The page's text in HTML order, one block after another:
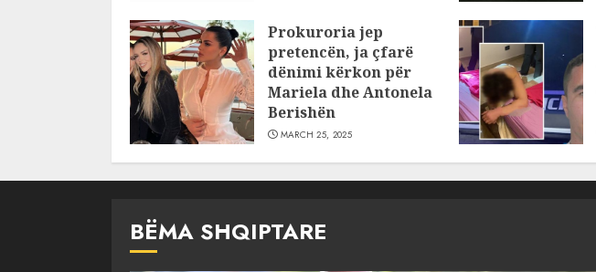
JULY 24, 2025
Prokuroria jep
pretencën, ja çfarë
dënimi kërkon për
Mariela dhe Antonela
Berishën
MARCH 25, 2025
BËMA SHQIPTARE